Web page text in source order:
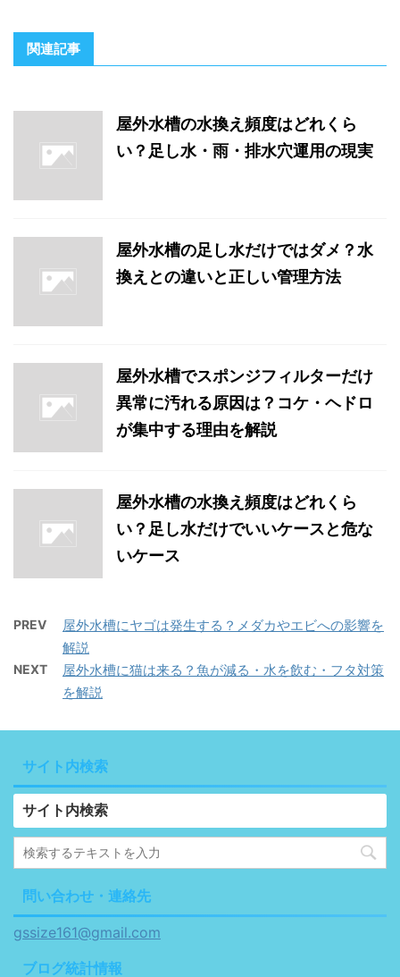
関連記事
屋外水槽の水換え頻度はどれくら
い？足し水・雨・排水穴運用の現実
屋外水槽の足し水だけではダメ？水
換えとの違いと正しい管理方法
屋外水槽でスポンジフィルターだけ
異常に汚れる原因は？コケ・ヘドロ
が集中する理由を解説
屋外水槽の水換え頻度はどれくら
い？足し水だけでいいケースと危な
いケース
PREV
屋外水槽にヤゴは発生する？メダカやエビへの影響を
解説
NEXT
屋外水槽に猫は来る？魚が減る・水を飲む・フタ対策
を解説
サイト内検索
サイト内検索
問い合わせ・連絡先
gssize161@gmail.com
ブログ統計情報